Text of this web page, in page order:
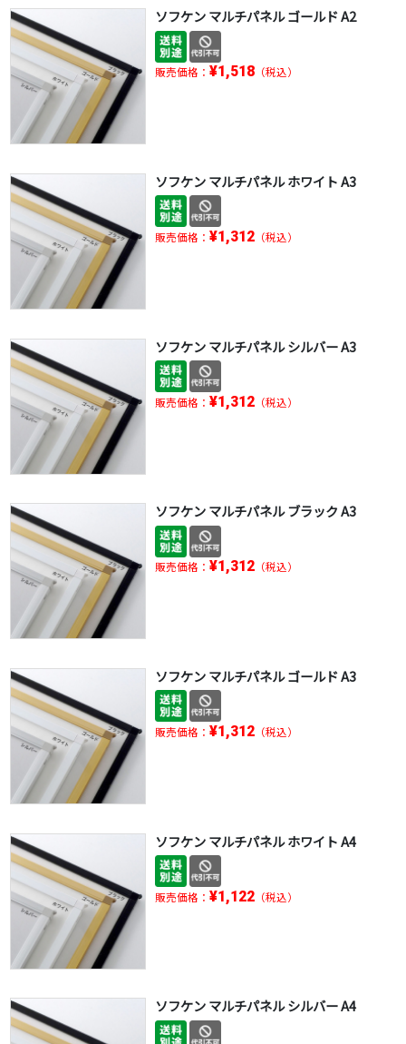
ソフケン マルチパネル ゴールド A2
販売価格： ¥1,518（税込）
ソフケン マルチパネル ホワイト A3
販売価格： ¥1,312（税込）
ソフケン マルチパネル シルバー A3
販売価格： ¥1,312（税込）
ソフケン マルチパネル ブラック A3
販売価格： ¥1,312（税込）
ソフケン マルチパネル ゴールド A3
販売価格： ¥1,312（税込）
ソフケン マルチパネル ホワイト A4
販売価格： ¥1,122（税込）
ソフケン マルチパネル シルバー A4